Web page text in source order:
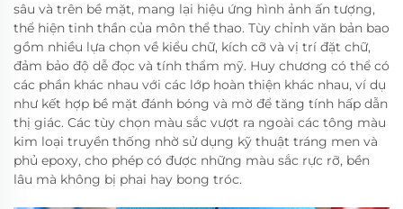
sâu và trên bề mặt, mang lại hiệu ứng hình ảnh ấn tượng,
thể hiện tinh thần của môn thể thao. Tùy chỉnh văn bản bao
gồm nhiều lựa chọn về kiểu chữ, kích cỡ và vị trí đặt chữ,
đảm bảo độ dễ đọc và tính thẩm mỹ. Huy chương có thể có
các phần khác nhau với các lớp hoàn thiện khác nhau, ví dụ
như kết hợp bề mặt đánh bóng và mờ để tăng tính hấp dẫn
thị giác. Các tùy chọn màu sắc vượt ra ngoài các tông màu
kim loại truyền thống nhờ sử dụng kỹ thuật tráng men và
phủ epoxy, cho phép có được những màu sắc rực rỡ, bền
lâu mà không bị phai hay bong tróc.